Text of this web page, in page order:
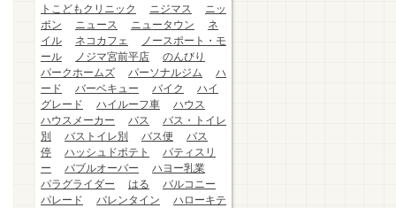
トこどもクリニック
ニジマス
ニッ
ポン
ニュース ニュータウン
ネ
イル
ネコカフェ
ノースポート・モ
ール
ノジマ宮前平店
のんびり
パークホームズ
パーソナルジム
ハ
ード
バーベキュー バイク
ハイ
グレード
ハイルーフ車
ハウス
ハウスメーカー
バス
バス・トイレ
別
バストイレ別 バス便
バス
停
ハッシュドポテト
パティスリ
ー
バブルオーバー
ハヨー乳業
パラグライダー
はる
バルコニー
パレード
バレンタイン
ハローキテ